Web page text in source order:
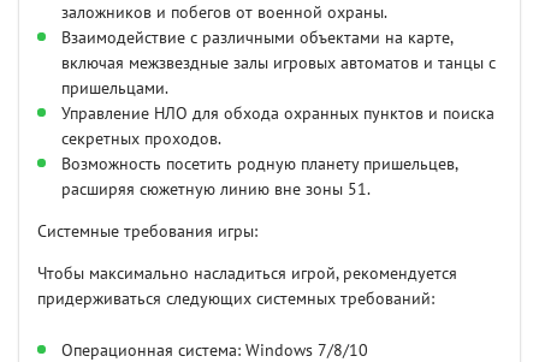
заложников и побегов от военной охраны.
Взаимодействие с различными объектами на карте,
включая межзвездные залы игровых автоматов и танцы с
пришельцами.
Управление НЛО для обхода охранных пунктов и поиска
секретных проходов.
Возможность посетить родную планету пришельцев,
расширяя сюжетную линию вне зоны 51.
Системные требования игры:
Чтобы максимально насладиться игрой, рекомендуется
придерживаться следующих системных требований:
Операционная система: Windows 7/8/10